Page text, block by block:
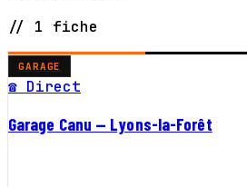
// 1 fiche
GARAGE
☎ Direct
Garage Canu — Lyons-la-Forêt